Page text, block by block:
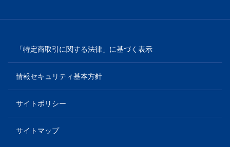
「特定商取引に関する法律」に基づく表示
情報セキュリティ基本方針
サイトポリシー
サイトマップ